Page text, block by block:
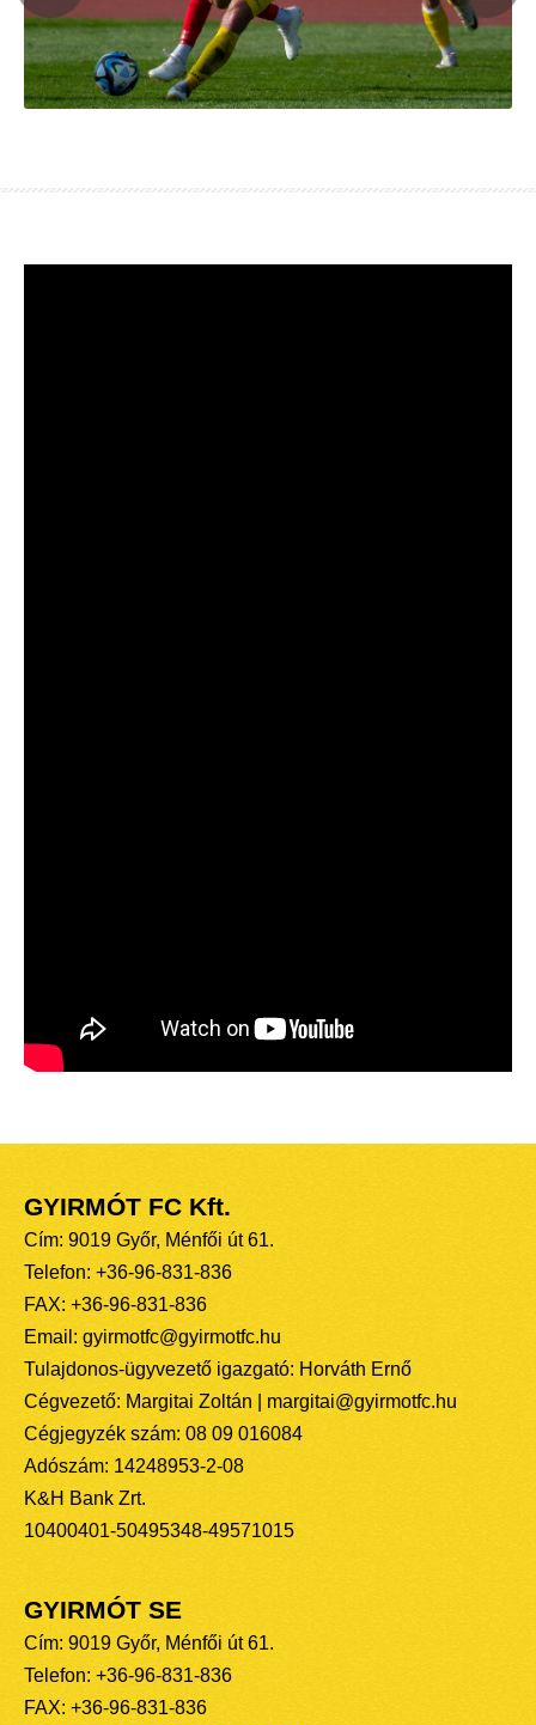
GYIRMÓT FC Kft.
Cím: 9019 Győr, Ménfői út 61.
Telefon: +36-96-831-836
FAX: +36-96-831-836
Email: gyirmotfc@gyirmotfc.hu
Tulajdonos-ügyvezető igazgató: Horváth Ernő
Cégvezető: Margitai Zoltán | margitai@gyirmotfc.hu
Cégjegyzék szám: 08 09 016084
Adószám: 14248953-2-08
K&H Bank Zrt.
10400401-50495348-49571015
GYIRMÓT SE
Cím: 9019 Győr, Ménfői út 61.
Telefon: +36-96-831-836
FAX: +36-96-831-836